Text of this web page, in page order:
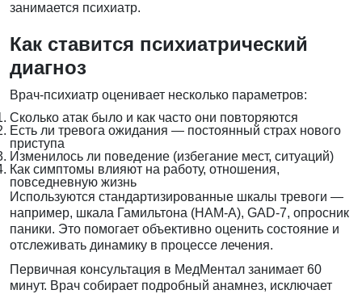
занимается психиатр.
Как ставится психиатрический
диагноз
Врач-психиатр оценивает несколько параметров:
Сколько атак было и как часто они повторяются
Есть ли тревога ожидания — постоянный страх нового
приступа
Изменилось ли поведение (избегание мест, ситуаций)
Как симптомы влияют на работу, отношения,
повседневную жизнь
Используются стандартизированные шкалы тревоги —
например, шкала Гамильтона (HAM-A), GAD-7, опросник
паники. Это помогает объективно оценить состояние и
отслеживать динамику в процессе лечения.
Первичная консультация в МедМентал занимает 60
минут. Врач собирает подробный анамнез, исключает